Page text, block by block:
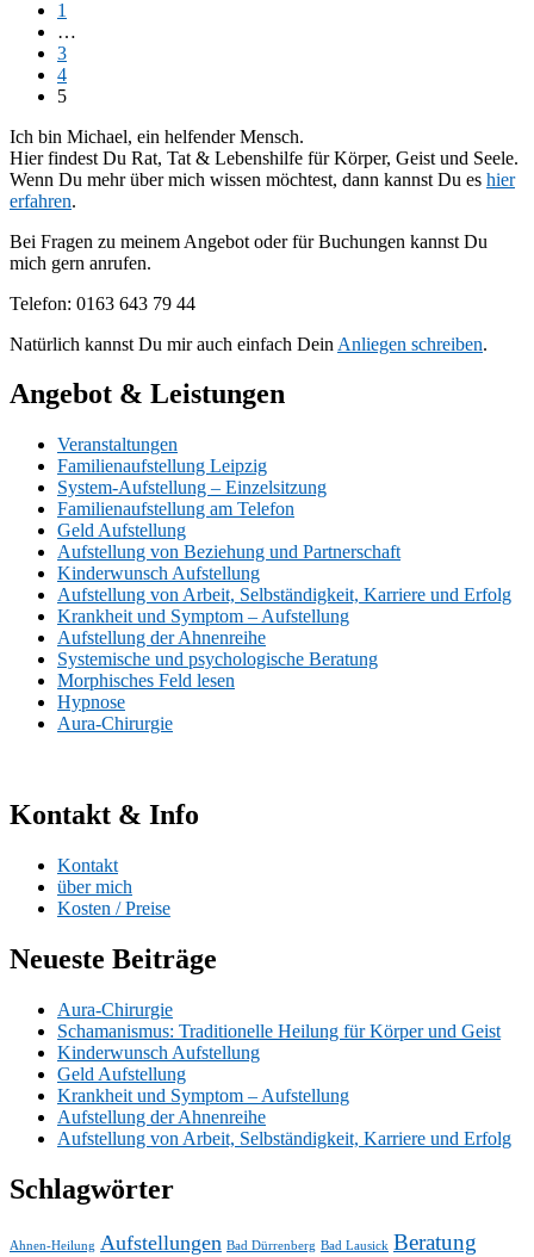
1
…
3
4
5
Ich bin Michael, ein helfender Mensch.
Hier findest Du Rat, Tat & Lebenshilfe für Körper, Geist und Seele.
Wenn Du mehr über mich wissen möchtest, dann kannst Du es hier
erfahren.
Bei Fragen zu meinem Angebot oder für Buchungen kannst Du
mich gern anrufen.
Telefon: 0163 643 79 44
Natürlich kannst Du mir auch einfach Dein Anliegen schreiben.
Angebot & Leistungen
Veranstaltungen
Familienaufstellung Leipzig
System-Aufstellung – Einzelsitzung
Familienaufstellung am Telefon
Geld Aufstellung
Aufstellung von Beziehung und Partnerschaft
Kinderwunsch Aufstellung
Aufstellung von Arbeit, Selbständigkeit, Karriere und Erfolg
Krankheit und Symptom – Aufstellung
Aufstellung der Ahnenreihe
Systemische und psychologische Beratung
Morphisches Feld lesen
Hypnose
Aura-Chirurgie
Kontakt & Info
Kontakt
über mich
Kosten / Preise
Neueste Beiträge
Aura-Chirurgie
Schamanismus: Traditionelle Heilung für Körper und Geist
Kinderwunsch Aufstellung
Geld Aufstellung
Krankheit und Symptom – Aufstellung
Aufstellung der Ahnenreihe
Aufstellung von Arbeit, Selbständigkeit, Karriere und Erfolg
Schlagwörter
Ahnen-Heilung Aufstellungen Bad Dürrenberg Bad Lausick Beratung